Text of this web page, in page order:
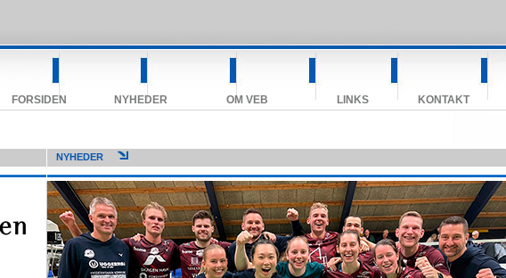
FORSIDEN NYHEDER OM VEB LINKS KONTAKT
NYHEDER